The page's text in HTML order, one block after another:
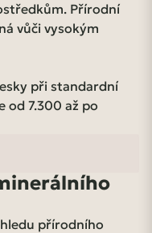
Přírodní
vůči vysokým
při standardní
od 7.300 až po
přírodního